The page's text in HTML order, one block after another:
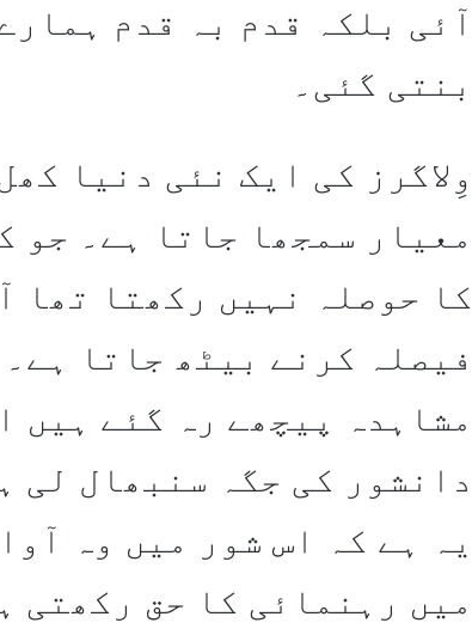
آئی بلکہ قدم بہ قدم
بنتی گئی۔
وِلاگرز کی ایک نئی دنیا
معیار سمجھا جاتا ہے۔ جو
کا حوصلہ نہیں رکھتا تھا
فیصلہ کرنے بیٹھ جاتا
مشاہدہ پیچھے رہ گئے ہیں
دانشور کی جگہ سنبھال لی
یہ ہے کہ اس شور میں وہ
میں رہنمائی کا حق رکھتی